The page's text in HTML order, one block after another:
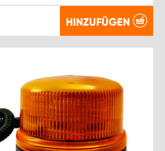
HINZUFÜGEN